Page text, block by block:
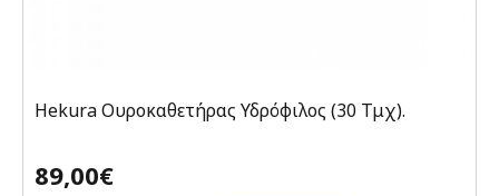
Hekura Ουροκαθετήρας Υδρόφιλος (30 Τμχ).
89,00€